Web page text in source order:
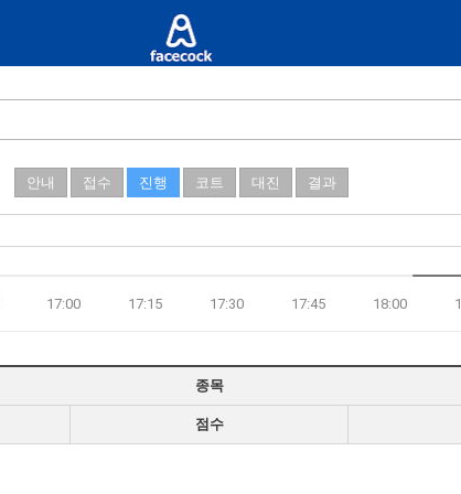
안내 접수 진행 코트 대진 결과
17:00 17:15 17:30 17:45 18:00
종목
점수